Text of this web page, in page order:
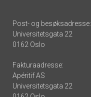
Post- og besøksadresse:
Universitetsgata 22
0162 Oslo
Fakturaadresse:
Apéritif AS
Universitetsgata 22